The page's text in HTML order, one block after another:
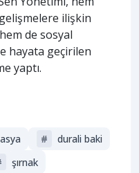
ilişkin
de sosyal
hayata geçirilen
yaptı.
#
durali baki
şırnak